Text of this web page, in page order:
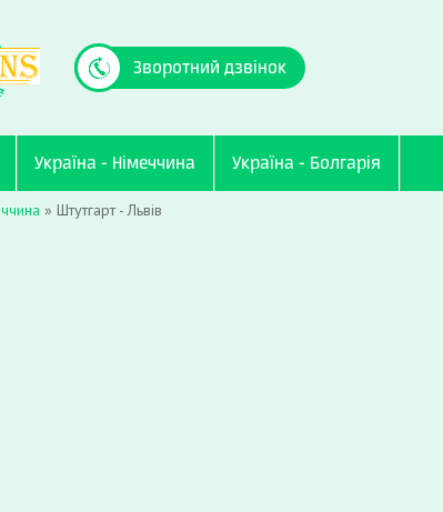
Зворотний дзвінок
Україна - Німеччина Україна - Болгарія
» Штутгарт - Львів